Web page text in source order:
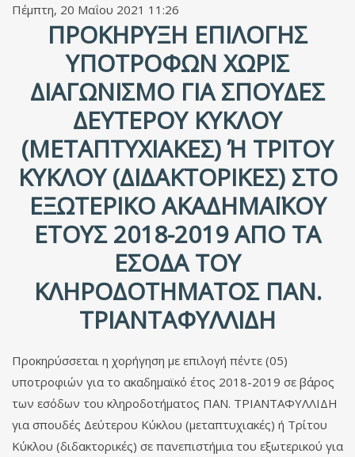
Πέμπτη, 20 Μαΐου 2021 11:26
ΠΡΟΚΉΡΥΞΗ ΕΠΙΛΟΓΉΣ
ΥΠΟΤΡΌΦΩΝ ΧΩΡΊΣ
ΔΙΑΓΩΝΙΣΜΌ ΓΙΑ ΣΠΟΥΔΈΣ
ΔΕΎΤΕΡΟΥ ΚΎΚΛΟΥ
(ΜΕΤΑΠΤΥΧΙΑΚΈΣ) Ή ΤΡΊΤΟΥ Κ
ΎΚΛΟΥ (ΔΙΔΑΚΤΟΡΙΚΈΣ) ΣΤΟ Ε
ΞΩΤΕΡΙΚΌ ΑΚΑΔΗΜΑΪΚΟΎ Έ
ΤΟΥΣ 2018-2019 ΑΠΌ ΤΑ Έ
ΣΟΔΑ ΤΟΥ Κ
ΛΗΡΟΔΟΤΉΜΑΤΟΣ ΠΑΝ. Τ
ΡΙΑΝΤΑΦΥΛΛΙΔΗ
Προκηρύσσεται η χορήγηση με επιλογή πέντε (05)
υποτροφιών για το ακαδημαϊκό έτος 2018-2019 σε βάρος
των εσόδων του κληροδοτήματος ΠΑΝ. ΤΡΙΑΝΤΑΦΥΛΛΙΔΗ
για σπουδές Δεύτερου Κύκλου (μεταπτυχιακές) ή Τρίτου
Κύκλου (διδακτορικές) σε πανεπιστήμια του εξωτερικού για